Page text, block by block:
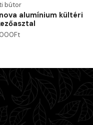
bútor
alumínium kültéri
Ft